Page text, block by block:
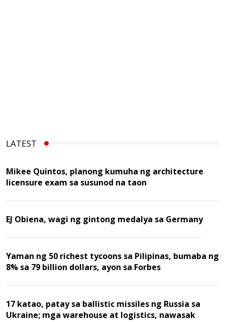
LATEST
Mikee Quintos, planong kumuha ng architecture
licensure exam sa susunod na taon
EJ Obiena, wagi ng gintong medalya sa Germany
Yaman ng 50 richest tycoons sa Pilipinas, bumaba ng
8% sa 79 billion dollars, ayon sa Forbes
17 katao, patay sa ballistic missiles ng Russia sa
Ukraine; mga warehouse at logistics, nawasak